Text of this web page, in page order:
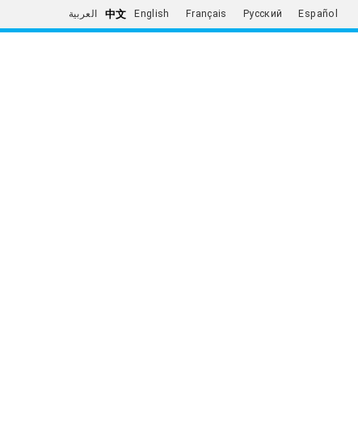
العربية 中文 English Français Русский Español